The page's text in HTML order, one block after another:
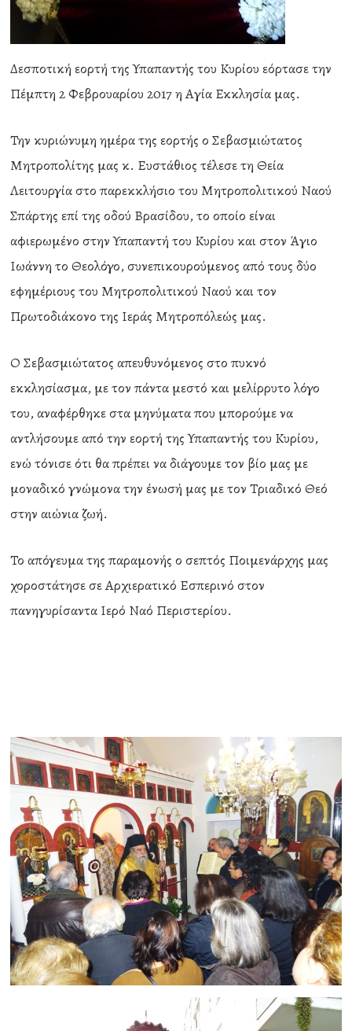
Δεσποτική εορτή της Υπαπαντής του Κυρίου εόρτασε την
Πέμπτη 2 Φεβρουαρίου 2017 η Αγία Εκκλησία μας.
Την κυριώνυμη ημέρα της εορτής ο Σεβασμιώτατος
Μητροπολίτης μας κ. Ευστάθιος τέλεσε τη Θεία
Λειτουργία στο παρεκκλήσιο του Μητροπολιτικού Ναού
Σπάρτης επί της οδού Βρασίδου, το οποίο είναι
αφιερωμένο στην Υπαπαντή του Κυρίου και στον Άγιο
Ιωάννη το Θεολόγο, συνεπικουρούμενος από τους δύο
εφημέριους του Μητροπολιτικού Ναού και τον
Πρωτοδιάκονο της Ιεράς Μητροπόλεώς μας.
Ο Σεβασμιώτατος απευθυνόμενος στο πυκνό
εκκλησίασμα, με τον πάντα μεστό και μελίρρυτο λόγο
του, αναφέρθηκε στα μηνύματα που μπορούμε να
αντλήσουμε από την εορτή της Υπαπαντής του Κυρίου,
ενώ τόνισε ότι θα πρέπει να διάγουμε τον βίο μας με
μοναδικό γνώμονα την ένωσή μας με τον Τριαδικό Θεό
στην αιώνια ζωή.
Το απόγευμα της παραμονής ο σεπτός Ποιμενάρχης μας
χοροστάτησε σε Αρχιερατικό Εσπερινό στον
πανηγυρίσαντα Ιερό Ναό Περιστερίου.